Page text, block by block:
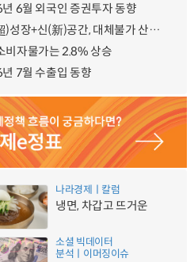
6월 외국인 증권투자 동향
“초(超)성장+신(新)공간, 대체불가 산업강국”
비자물가는 2.8% 상승
7월 수출입 동향
나라경제ㅣ칼럼
냉면, 차갑고 뜨거운
소셜 빅데이터
분석ㅣ이머징이슈